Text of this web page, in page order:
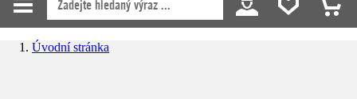
Úvodní stránka